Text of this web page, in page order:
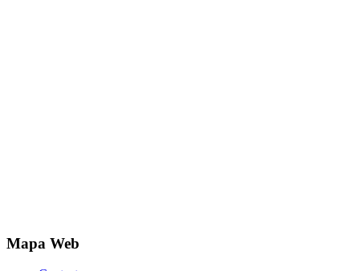
Mapa Web